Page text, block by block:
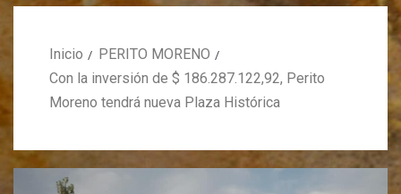
Inicio
PERITO MORENO
Con la inversión de $ 186.287.122,92, Perito
Moreno tendrá nueva Plaza Histórica